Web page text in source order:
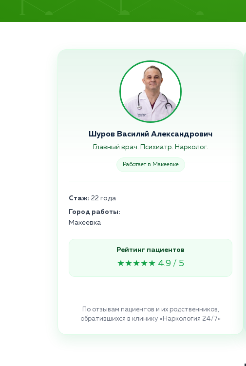
Шуров Василий Александрович
Главный врач. Психиатр. Нарколог.
Работает в Макеевке
Стаж: 22 года
Город работы:
Макеевка
Рейтинг пациентов
★★★★★ 4.9 / 5
По отзывам пациентов и их родственников,
обратившихся в клинику «Наркология 24/7»